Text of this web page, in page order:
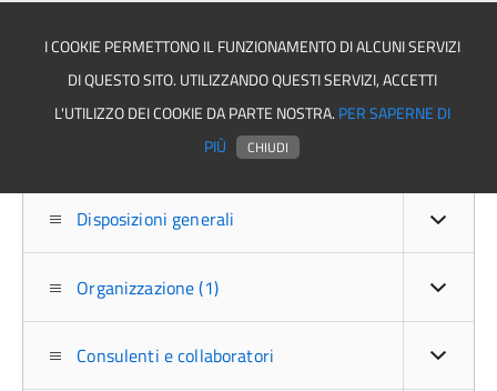
Asmel associazione
Disposizioni generali
Organizzazione (1)
Consulenti e collaboratori
I COOKIE PERMETTONO IL FUNZIONAMENTO DI ALCUNI SERVIZI
DI QUESTO SITO. UTILIZZANDO QUESTI SERVIZI, ACCETTI
L'UTILIZZO DEI COOKIE DA PARTE NOSTRA. PER SAPERNE DI
PIÙ
CHIUDI